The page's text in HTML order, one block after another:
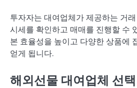
투자자는 대여업체가 제공하는 거
시세를 확인하고 매매를 진행할 수
본 효율성을 높이고 다양한 상품에
얻게 됩니다.
해외선물 대여업체 선